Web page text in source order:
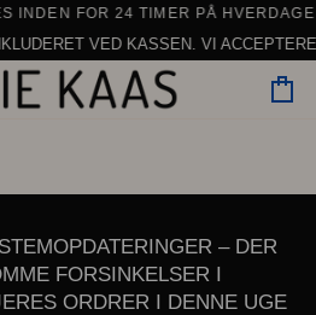
FOR EU (UNDTAGEN SERVICE)
FOR 24 TIMER PÅ HVERDAGE
VED KASSEN. VI ACCEPTERER
– DER
FORSINKELSER I
ORDRER I DENNE UGE